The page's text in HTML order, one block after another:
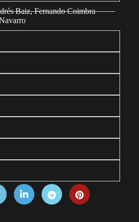
Baiz, Fernando Coimbra